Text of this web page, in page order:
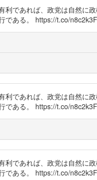
であれば、政党は自然に
である。 https://t.co/
であれば、政党は自然に
である。 https://t.co/
であれば、政党は自然に
である。 https://t.co/